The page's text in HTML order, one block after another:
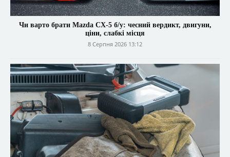
Чи варто брати Mazda CX-5 б/у: чесний вердикт, двигуни,
ціни, слабкі місця
8 Серпня 2026 13:12